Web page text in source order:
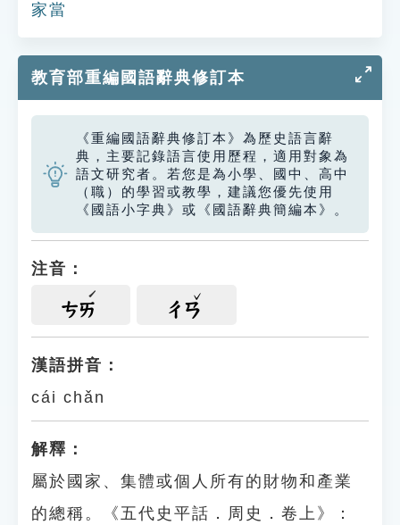
家當
教育部重編國語辭典修訂本
《重編國語辭典修訂本》為歷史語言辭
典，主要記錄語言使用歷程，適用對象為
語文研究者。若您是為小學、國中、高中
（職）的學習或教學，建議您優先使用
《國語小字典》或《國語辭典簡編本》。
注音：
ㄘㄞ ㄔㄢ
漢語拼音：
cái chǎn
解釋：
屬於國家、集體或個人所有的財物和產業
的總稱。《五代史平話．周史．卷上》：